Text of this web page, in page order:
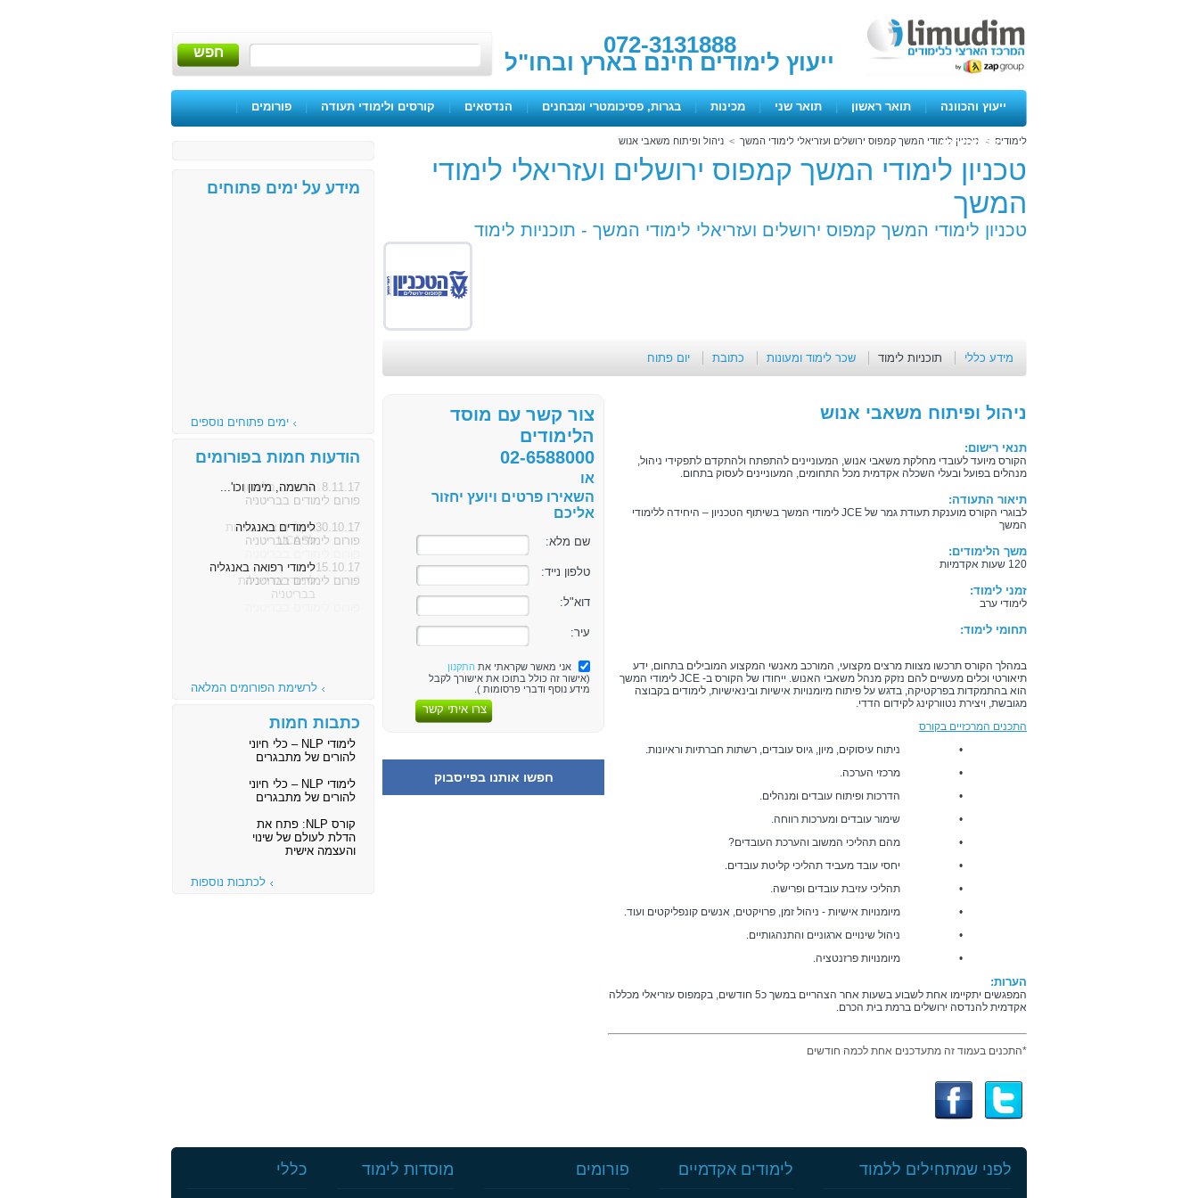
072-3131888
ייעוץ לימודים חינם בארץ ובחו"ל חפש
ייעוץ והכוונה | תואר ראשון | תואר שני | מכינות | בגרות, פסיכומטרי ומבחנים | הנדסאים | קורסים ולימודי תעודה | פורומים |
ימים פתוחיםלימודים > טכניון לימודי המשך קמפוס ירושלים ועזריאלי לימודי המשך > ניהול ופיתוח משאבי אנוש
טכניון לימודי המשך קמפוס ירושלים ועזריאלי לימודי
המשך
טכניון לימודי המשך קמפוס ירושלים ועזריאלי לימודי המשך - תוכניות לימוד
מידע כללי תוכניות לימוד שכר לימוד ומעונות כתובת יום פתוח
צור קשר עם מוסד
הלימודים
02-6588000
או
השאירו פרטים ויועץ יחזור
אליכם
שם מלא:
טלפון נייד:
דוא"ל:
עיר:
אני מאשר שקראתי את התקנון
(אישור זה כולל בתוכו את אישורך לקבל
מידע נוסף ודברי פרסומות ).
צרו איתי קשר
חפשו אותנו בפייסבוק
ניהול ופיתוח משאבי אנוש
תנאי רישום:
הקורס מיועד לעובדי מחלקת משאבי אנוש, המעוניינים להתפתח ולהתקדם לתפקידי ניהול,
מנהלים בפועל ובעלי השכלה אקדמית מכל התחומים, המעוניינים לעסוק בתחום.
תיאור התעודה:
לבוגרי הקורס מוענקת תעודת גמר של JCE לימודי המשך בשיתוף הטכניון – היחידה ללימודי
המשך
משך הלימודים:
120 שעות אקדמיות
זמני לימוד:
לימודי ערב
תחומי לימוד:
במהלך הקורס תרכשו מצוות מרצים מקצועי, המורכב מאנשי המקצוע המובילים בתחום, ידע
תיאורטי וכלים מעשיים להם נזקק מנהל משאבי האנוש. ייחודו של הקורס ב- JCE לימודי המשך
הוא בהתמקדות בפרקטיקה, בדגש על פיתוח מיומנויות אישיות ובינאישיות, לימודים בקבוצה
מגובשת, ויצירת נטוורקינג לקידום הדדי.
התכנים המרכזיים בקורס
• ניתוח עיסוקים, מיון, גיוס עובדים, רשתות חברתיות וראיונות.
• מרכזי הערכה.
• הדרכות ופיתוח עובדים ומנהלים.
• שימור עובדים ומערכות רווחה.
• מהם תהליכי המשוב והערכת העובדים?
• יחסי עובד מעביד תהליכי קליטת עובדים.
• תהליכי עזיבת עובדים ופרישה.
• מיומנויות אישיות - ניהול זמן, פרויקטים, אנשים קונפליקטים ועוד.
• ניהול שינויים ארגוניים והתנהגותיים.
• מיומנויות פרזנטציה.
הערות:
המפגשים יתקיימו אחת לשבוע בשעות אחר הצהריים במשך כ5 חודשים, בקמפוס עזריאלי מכללה
אקדמית להנדסה ירושלים ברמת בית הכרם.
*התכנים בעמוד זה מתעדכנים אחת לכמה חודשים
מידע על ימים פתוחים
ימים פתוחים נוספים
הודעות חמות בפורומים
8.11.17 הרשמה, מימון וכו'...
פורום לימודים בבריטניה
30.10.17לימודים באנגליה
פורום לימודים בבריטניה
15.10.17לימודי רפואה באנגליה
פורום לימודים בבריטניה
לרשימת הפורומים המלאה
כתבות חמות
לימודי NLP – כלי חיוני
להורים של מתבגרים
לימודי NLP – כלי חיוני
להורים של מתבגרים
קורס NLP: פתח את
הדלת לעולם של שינוי
והעצמה אישית
לכתבות נוספות
לפני שמתחילים ללמוד לימודים אקדמיים פורומים מוסדות לימוד כללי